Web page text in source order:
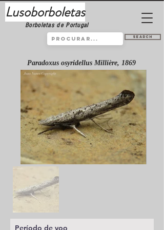
Lusoborboletas
Borboletas de Portugal
Search
Paradoxus osyridellus Millière, 1869
Período de voo